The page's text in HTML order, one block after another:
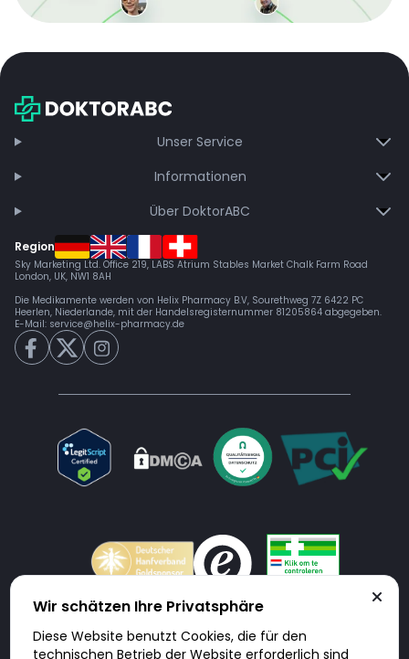
bei jeder Bestellung, erhalten schnelle Lieferung und
Unser Service
Informationen
Über DoktorABC
Region
Sky Marketing Ltd. Office 219, LABS Atrium Stables Market Chalk Farm Road
London, UK, NW1 8AH
Die Medikamente werden von Helix Pharmacy B.V, Sourethweg 7Z 6422 PC
Heerlen, Niederlande, mit der Handelsregisternummer 81205864 abgegeben.
E-Mail: service@helix-pharmacy.de
Doktorabc.com ist eine Vermittlungsplattform. Doktorabc ist ausdrücklich
keine Internetapotheke. Doktorabc bietet keine Medikamente oder
Wir schätzen Ihre Privatsphäre
Diese Website benutzt Cookies, die für den
technischen Betrieb der Website erforderlich sind